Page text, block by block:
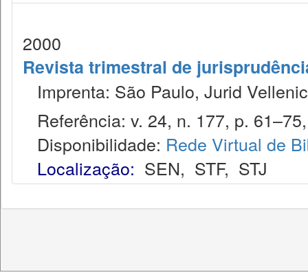
2000
Revista trimestral de
Imprenta: São Paulo, Jurid
Referência: v. 24, n. 177, p.
Disponibilidade: Rede Virtual de
Localização: SEN, STF, STJ